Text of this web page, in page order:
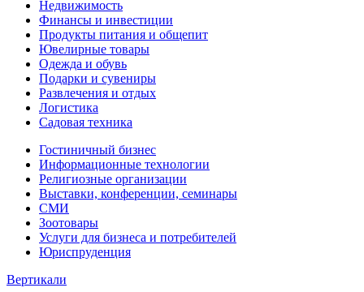
Недвижимость
Финансы и инвестиции
Продукты питания и общепит
Ювелирные товары
Одежда и обувь
Подарки и сувениры
Развлечения и отдых
Логистика
Садовая техника
Гостиничный бизнес
Информационные технологии
Религиозные организации
Выставки, конференции, семинары
СМИ
Зоотовары
Услуги для бизнеса и потребителей
Юриспруденция
Вертикали